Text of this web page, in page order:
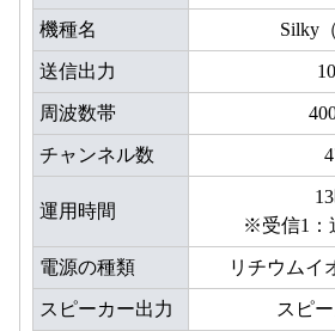
機種名 Silky
送信出力
周波数帯
チャンネル数
運用時間
※受信1：
電源の種類 リチウムイ
スピーカー出力 スピ